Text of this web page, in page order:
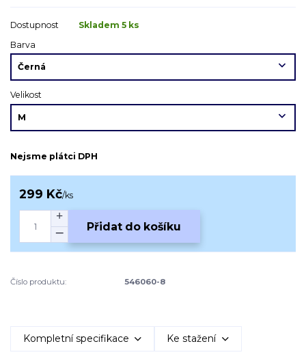
Dostupnost
Skladem 5 ks
Barva
Velikost
Nejsme plátci DPH
299 Kč/ks
Přidat do košíku
Číslo produktu: 546060-8
Kompletní specifikace Ke stažení